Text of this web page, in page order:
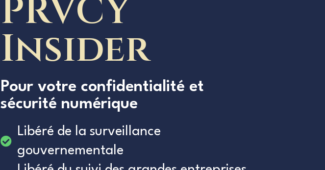
PRVCY
Insider
Pour votre confidentialité et
sécurité numérique
Libéré de la surveillance
gouvernementale